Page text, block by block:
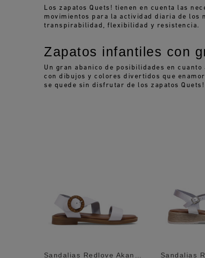
Los zapatos Quets! tienen en cuenta las
movimientos para la actividad diaria de
transpirabilidad, flexibilidad y resistencia.
Zapatos infantiles con
Un gran abanico de posibilidades en
con dibujos y colores divertidos que
se quede sin disfrutar de los zapatos Quets!